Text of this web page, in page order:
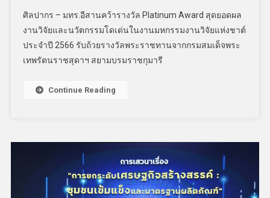
ศิลปากร – มทร.อีสานคว้ารางวัล Platinum Award สุดยอดผล
งานวิจัยและนวัตกรรมโดเด่นในงานมหกรรมงานวิจัยแห่งชาต์
ประจำปี 2566 รับถ้วยรางวัลพระราชทานจากกรมสมเด็จพระ
เทพรัตนราชสุดาฯ สยามบรมราชกุมารี
Continue Reading